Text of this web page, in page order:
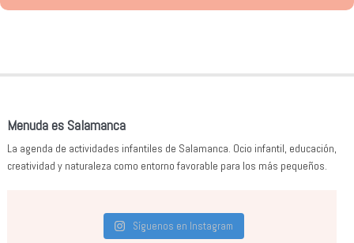
Menuda es Salamanca
La agenda de actividades infantiles de Salamanca. Ocio infantil, educación,
creatividad y naturaleza como entorno favorable para los más pequeños.
Síguenos en Instagram